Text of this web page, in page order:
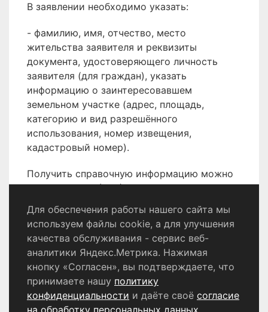
В заявлении необходимо указать:
- фамилию, имя, отчество, место
жительства заявителя и реквизиты
документа, удостоверяющего личность
заявителя (для граждан), указать
информацию о заинтересовавшем
земельном участке (адрес, площадь,
категорию и вид разрешённого
использования, номер извещения,
кадастровый номер).
Получить справочную информацию можно
по телефону 8 (496) 566-80-18.
Политика конфиденциальности
Согласие на обработку персональных данных
© 2024 - 2026 Сетевое издание «Информационный
портал Щёлково». Свидетельство о регистрации СМИ
Для обеспечения работы нашего сайта мы
используем файлы cookie, а для улучшения
качества обслуживания - сервис веб-
аналитики Яндекс.Метрика. Нажимая
кнопку «Согласен», вы подтверждаете, что
принимаете нашу политику
конфиденциальности и даёте своё согласие
на обработку персональных данных